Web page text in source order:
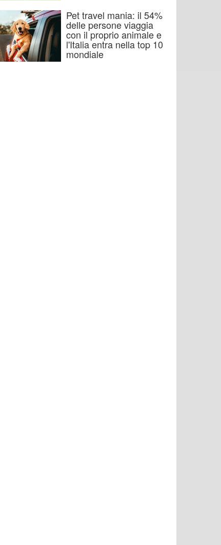
Pet travel mania: il 54%
delle persone viaggia
con il proprio animale e
l'Italia entra nella top 10
mondiale